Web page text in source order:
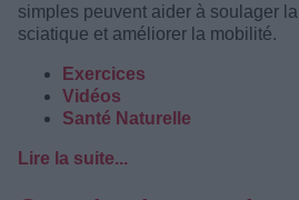
simples peuvent aider à soulager
sciatique et améliorer la mobilité.
Exercices
Vidéos
Santé Naturelle
Lire la suite...